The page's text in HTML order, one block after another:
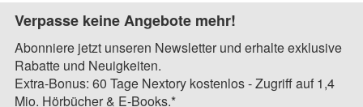
Verpasse keine Angebote mehr!
Abonniere jetzt unseren Newsletter und erhalte exklusive
Rabatte und Neuigkeiten.
Extra-Bonus: 60 Tage Nextory kostenlos - Zugriff auf 1,4
Mio. Hörbücher & E-Books.*